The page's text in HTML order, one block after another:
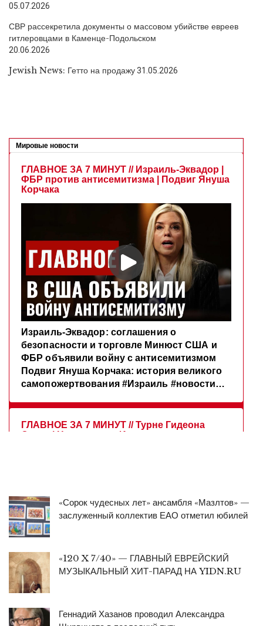
05.07.2026
СВР рассекретила документы о массовом убийстве евреев
гитлеровцами в Каменце-Подольском
20.06.2026
Jewish News: Гетто на продажу31.05.2026
«Сорок чудесных лет» ансамбля «Мазлтов» —
заслуженный коллектив ЕАО отметил юбилей
«120 X 7/40» — ГЛАВНЫЙ ЕВРЕЙСКИЙ
МУЗЫКАЛЬНЫЙ ХИТ-ПАРАД НА YIDN.RU
Геннадий Хазанов проводил Александра